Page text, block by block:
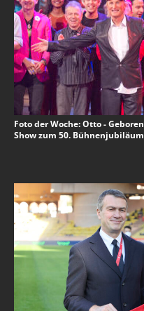
Foto der Woche: Otto -
Show zum 50.